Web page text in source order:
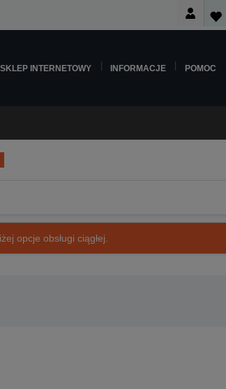
SKLEP INTERNETOWY INFORMACJE POMOC
opcje obsługi ciągłej.